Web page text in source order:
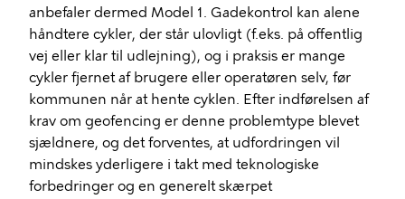
anbefaler dermed Model 1. Gadekontrol kan alene
håndtere cykler, der står ulovligt (f.eks. på offentlig
vej eller klar til udlejning), og i praksis er mange
cykler fjernet af brugere eller operatøren selv, før
kommunen når at hente cyklen. Efter indførelsen af
krav om geofencing er denne problemtype blevet
sjældnere, og det forventes, at udfordringen vil
mindskes yderligere i takt med teknologiske
forbedringer og en generelt skærpet